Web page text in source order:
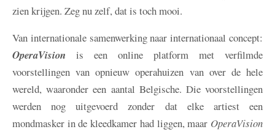
zien krijgen. Zeg nu zelf, dat is toch mooi.
Van internationale samenwerking naar internationaal concept:
OperaVision is een online platform met verfilmde
voorstellingen van opnieuw operahuizen van over de hele
wereld, waaronder een aantal Belgische. Die voorstellingen
werden nog uitgevoerd zonder dat elke artiest een
mondmasker in de kleedkamer had liggen, maar OperaVision